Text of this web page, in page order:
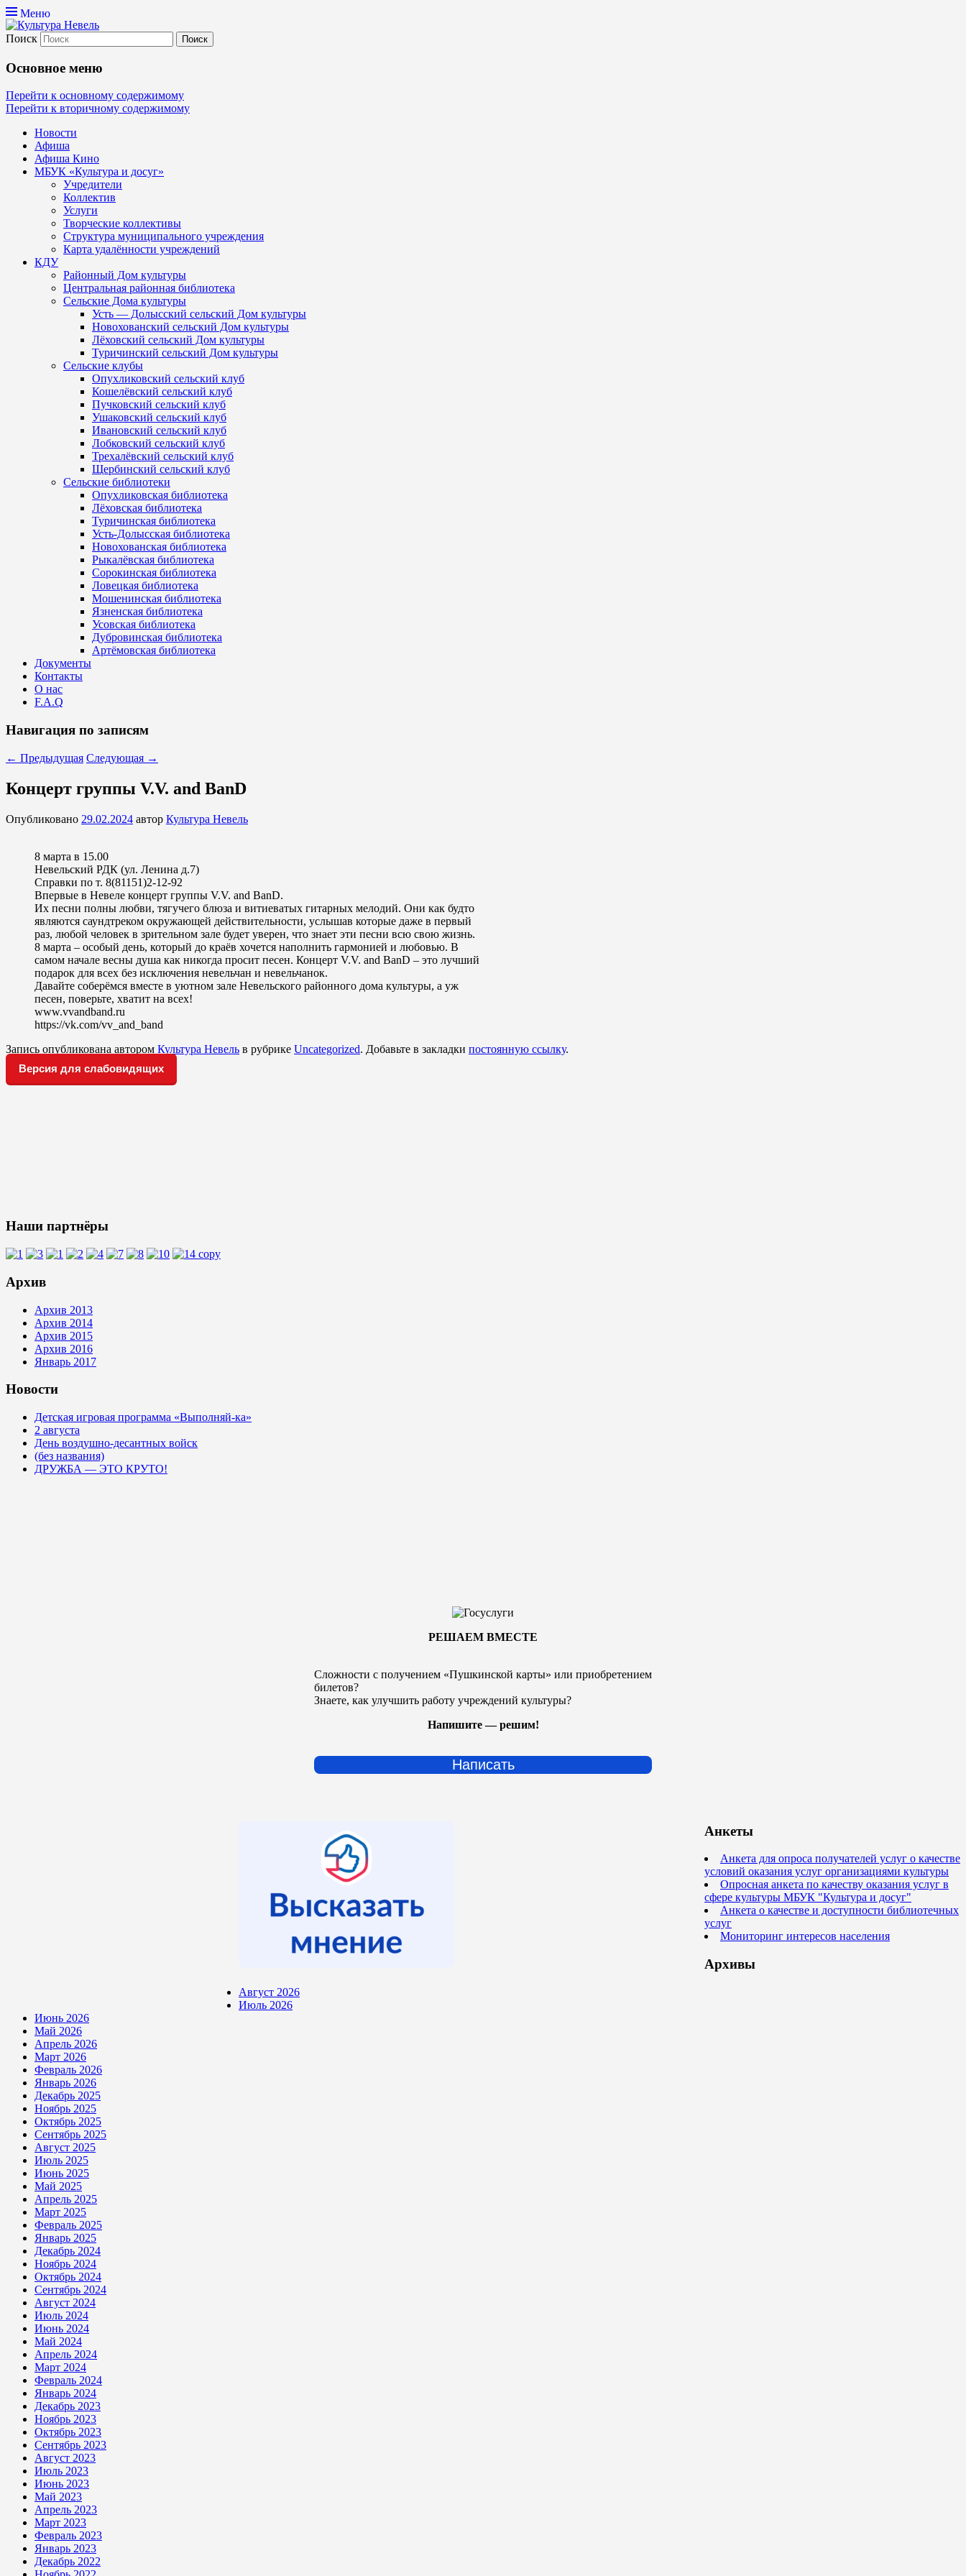
Меню
Культура Невель
МБУК Невельского района "Культура и досуг"
Поиск
Основное меню
Перейти к основному содержимому
Перейти к вторичному содержимому
Новости
Афиша
Афиша Кино
МБУК «Культура и досуг»
Учредители
Коллектив
Услуги
Творческие коллективы
Структура муниципального учреждения
Карта удалённости учреждений
КДУ
Районный Дом культуры
Центральная районная библиотека
Сельские Дома культуры
Усть — Долысский сельский Дом культуры
Новохованский сельский Дом культуры
Лёховский сельский Дом культуры
Туричинский сельский Дом культуры
Сельские клубы
Опухликовский сельский клуб
Кошелёвский сельский клуб
Пучковский сельский клуб
Ушаковский сельский клуб
Ивановский сельский клуб
Лобковский сельский клуб
Трехалёвский сельский клуб
Щербинский сельский клуб
Сельские библиотеки
Опухликовская библиотека
Лёховская библиотека
Туричинская библиотека
Усть-Долысская библиотека
Новохованская библиотека
Рыкалёвская библиотека
Сорокинская библиотека
Ловецкая библиотека
Мошенинская библиотека
Язненская библиотека
Усовская библиотека
Дубровинская библиотека
Артёмовская библиотека
Документы
Контакты
О нас
F.A.Q
Навигация по записям
← Предыдущая Следующая →
Концерт группы V.V. and BanD
Опубликовано 29.02.2024 автор Культура Невель
8 марта в 15.00
Невельский РДК (ул. Ленина д.7)
Справки по т. 8(81151)2-12-92
Впервые в Невеле концерт группы V.V. and BanD.
Их песни полны любви, тягучего блюза и витиеватых гитарных мелодий. Они как будто
являются саундтреком окружающей действительности, услышав которые даже в первый
раз, любой человек в зрительном зале будет уверен, что знает эти песни всю свою жизнь.
8 марта – особый день, который до краёв хочется наполнить гармонией и любовью. В
самом начале весны душа как никогда просит песен. Концерт V.V. and BanD – это лучший
подарок для всех без исключения невельчан и невельчанок.
Давайте соберёмся вместе в уютном зале Невельского районного дома культуры, а уж
песен, поверьте, хватит на всех!
www.vvandband.ru
https://vk.com/vv_and_band
Запись опубликована автором Культура Невель в рубрике Uncategorized. Добавьте в закладки постоянную ссылку.
Версия для слабовидящих
Наши партнёры
Архив
Архив 2013
Архив 2014
Архив 2015
Архив 2016
Январь 2017
Новости
Детская игровая программа «Выполняй-ка»
2 августа
День воздушно-десантных войск
(без названия)
ДРУЖБА — ЭТО КРУТО!
РЕШАЕМ ВМЕСТЕ
Сложности с получением «Пушкинской карты» или приобретением
билетов?
Знаете, как улучшить работу учреждений культуры?
Напишите — решим!
Написать
Анкеты
Анкета для опроса получателей услуг о качестве
условий оказания услуг организациями культуры
Опросная анкета по качеству оказания услуг в
сфере культуры МБУК "Культура и досуг"
Анкета о качестве и доступности библиотечных
услуг
Мониторинг интересов населения
Архивы
Август 2026
Июль 2026
Июнь 2026
Май 2026
Апрель 2026
Март 2026
Февраль 2026
Январь 2026
Декабрь 2025
Ноябрь 2025
Октябрь 2025
Сентябрь 2025
Август 2025
Июль 2025
Июнь 2025
Май 2025
Апрель 2025
Март 2025
Февраль 2025
Январь 2025
Декабрь 2024
Ноябрь 2024
Октябрь 2024
Сентябрь 2024
Август 2024
Июль 2024
Июнь 2024
Май 2024
Апрель 2024
Март 2024
Февраль 2024
Январь 2024
Декабрь 2023
Ноябрь 2023
Октябрь 2023
Сентябрь 2023
Август 2023
Июль 2023
Июнь 2023
Май 2023
Апрель 2023
Март 2023
Февраль 2023
Январь 2023
Декабрь 2022